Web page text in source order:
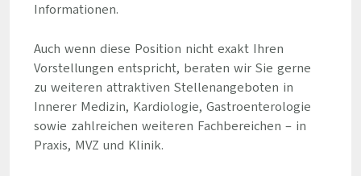
Informationen.
Auch wenn diese Position nicht exakt Ihren
Vorstellungen entspricht, beraten wir Sie gerne
zu weiteren attraktiven Stellenangeboten in
Innerer Medizin, Kardiologie, Gastroenterologie
sowie zahlreichen weiteren Fachbereichen – in
Praxis, MVZ und Klinik.